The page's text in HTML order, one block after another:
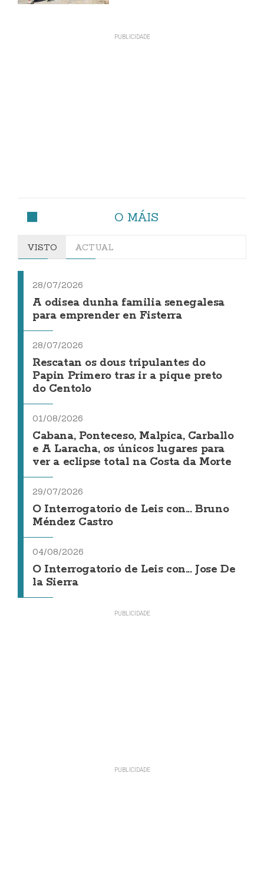
O MÁIS
VISTO ACTUAL
28/07/2026
A odisea dunha familia senegalesa
para emprender en Fisterra
28/07/2026
Rescatan os dous tripulantes do
Papin Primero tras ir a pique preto
do Centolo
01/08/2026
Cabana, Ponteceso, Malpica, Carballo
e A Laracha, os únicos lugares para
ver a eclipse total na Costa da Morte
29/07/2026
O Interrogatorio de Leis con... Bruno
Méndez Castro
04/08/2026
O Interrogatorio de Leis con... Jose De
la Sierra